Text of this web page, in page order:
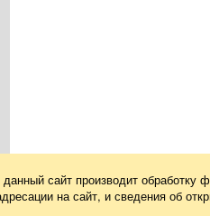
сайт производит обработку
на сайт, и сведения об